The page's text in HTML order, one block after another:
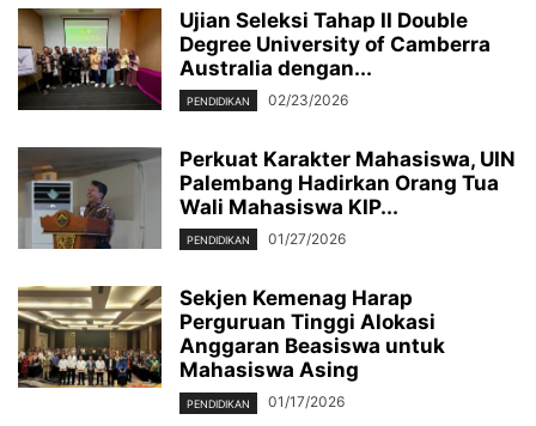
Ujian Seleksi Tahap II Double
Degree University of Camberra
Australia dengan...
PENDIDIKAN 02/23/2026
Perkuat Karakter Mahasiswa, UIN
Palembang Hadirkan Orang Tua
Wali Mahasiswa KIP...
PENDIDIKAN 01/27/2026
Sekjen Kemenag Harap
Perguruan Tinggi Alokasi
Anggaran Beasiswa untuk
Mahasiswa Asing
PENDIDIKAN 01/17/2026